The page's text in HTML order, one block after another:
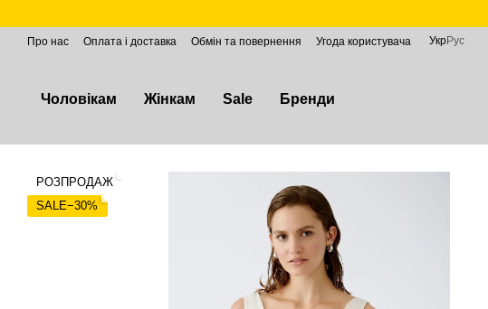
Про нас Оплата і доставка Обмін та повернення Угода користувача УкрРус
Чоловікам Жінкам Sale Бренди
РОЗПРОДАЖ
SALE−30%